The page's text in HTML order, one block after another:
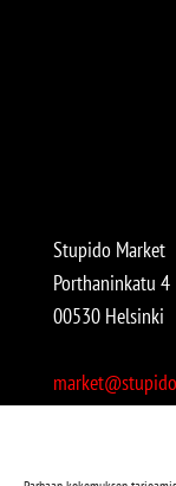
Stupido Market
Porthaninkatu 4
00530 Helsinki